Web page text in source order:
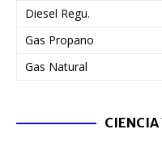
Diesel Regu.
Gas Propano
Gas Natural
CIENCIA